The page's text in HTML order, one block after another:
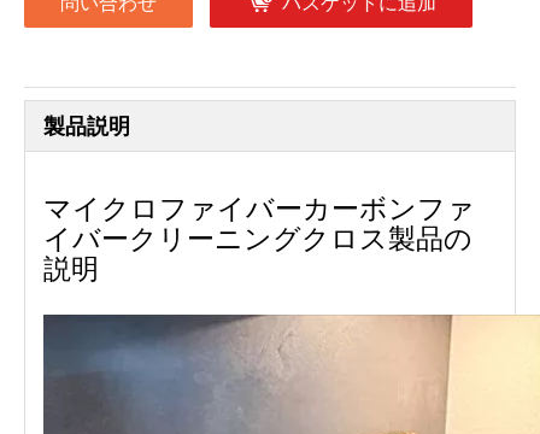
製品説明
マイクロファイバーカーボンファ
イバークリーニングクロス製品の
説明